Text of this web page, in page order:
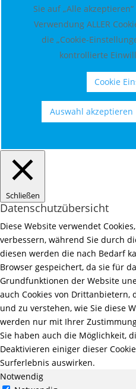
Sie auf „Alle
Verwendung ALLER
die „Cookie-
kontrollierte
Cookie
Auswahl akzeptieren
Schließen
Datenschutzübersicht
Diese Website verwendet
verbessern, während Sie durch
diesen werden die nach Bedarf
Browser gespeichert, da sie für
Grundfunktionen der Website
auch Cookies von Drittanbietern,
und zu verstehen, wie Sie diese
werden nur mit Ihrer
Sie haben auch die Möglichkeit,
Deaktivieren einiger dieser
Surferlebnis auswirken.
Notwendig